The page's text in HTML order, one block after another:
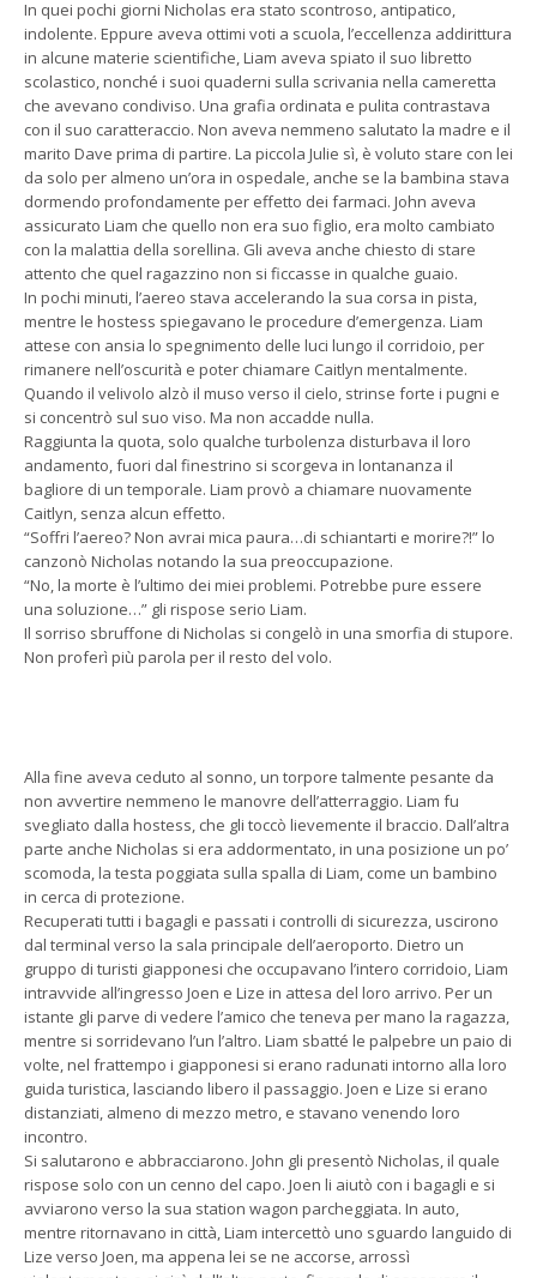
In quei pochi giorni Nicholas era stato scontroso, antipatico,
indolente. Eppure aveva ottimi voti a scuola, l’eccellenza addirittura
in alcune materie scientifiche, Liam aveva spiato il suo libretto
scolastico, nonché i suoi quaderni sulla scrivania nella cameretta
che avevano condiviso. Una grafia ordinata e pulita contrastava
con il suo caratteraccio. Non aveva nemmeno salutato la madre e il
marito Dave prima di partire. La piccola Julie sì, è voluto stare con lei
da solo per almeno un’ora in ospedale, anche se la bambina stava
dormendo profondamente per effetto dei farmaci. John aveva
assicurato Liam che quello non era suo figlio, era molto cambiato
con la malattia della sorellina. Gli aveva anche chiesto di stare
attento che quel ragazzino non si ficcasse in qualche guaio.
In pochi minuti, l’aereo stava accelerando la sua corsa in pista,
mentre le hostess spiegavano le procedure d’emergenza. Liam
attese con ansia lo spegnimento delle luci lungo il corridoio, per
rimanere nell’oscurità e poter chiamare Caitlyn mentalmente.
Quando il velivolo alzò il muso verso il cielo, strinse forte i pugni e
si concentrò sul suo viso. Ma non accadde nulla.
Raggiunta la quota, solo qualche turbolenza disturbava il loro
andamento, fuori dal finestrino si scorgeva in lontananza il
bagliore di un temporale. Liam provò a chiamare nuovamente
Caitlyn, senza alcun effetto.
“Soffri l’aereo? Non avrai mica paura…di schiantarti e morire?!” lo
canzonò Nicholas notando la sua preoccupazione.
“No, la morte è l’ultimo dei miei problemi. Potrebbe pure essere
una soluzione…” gli rispose serio Liam.
Il sorriso sbruffone di Nicholas si congelò in una smorfia di stupore.
Non proferì più parola per il resto del volo.
Alla fine aveva ceduto al sonno, un torpore talmente pesante da
non avvertire nemmeno le manovre dell’atterraggio. Liam fu
svegliato dalla hostess, che gli toccò lievemente il braccio. Dall’altra
parte anche Nicholas si era addormentato, in una posizione un po’
scomoda, la testa poggiata sulla spalla di Liam, come un bambino
in cerca di protezione.
Recuperati tutti i bagagli e passati i controlli di sicurezza, uscirono
dal terminal verso la sala principale dell’aeroporto. Dietro un
gruppo di turisti giapponesi che occupavano l’intero corridoio, Liam
intravvide all’ingresso Joen e Lize in attesa del loro arrivo. Per un
istante gli parve di vedere l’amico che teneva per mano la ragazza,
mentre si sorridevano l’un l’altro. Liam sbatté le palpebre un paio di
volte, nel frattempo i giapponesi si erano radunati intorno alla loro
guida turistica, lasciando libero il passaggio. Joen e Lize si erano
distanziati, almeno di mezzo metro, e stavano venendo loro
incontro.
Si salutarono e abbracciarono. John gli presentò Nicholas, il quale
rispose solo con un cenno del capo. Joen li aiutò con i bagagli e si
avviarono verso la sua station wagon parcheggiata. In auto,
mentre ritornavano in città, Liam intercettò uno sguardo languido di
Lize verso Joen, ma appena lei se ne accorse, arrossì